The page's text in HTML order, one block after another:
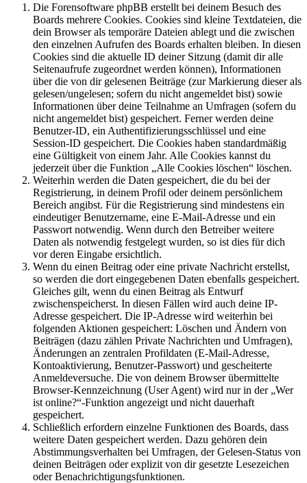
Die Forensoftware phpBB erstellt bei deinem Besuch des
Boards mehrere Cookies. Cookies sind kleine Textdateien, die
dein Browser als temporäre Dateien ablegt und die zwischen
den einzelnen Aufrufen des Boards erhalten bleiben. In diesen
Cookies sind die aktuelle ID deiner Sitzung (damit dir alle
Seitenaufrufe zugeordnet werden können), Informationen
über die von dir gelesenen Beiträge (zur Markierung dieser als
gelesen/ungelesen; sofern du nicht angemeldet bist) sowie
Informationen über deine Teilnahme an Umfragen (sofern du
nicht angemeldet bist) gespeichert. Ferner werden deine
Benutzer-ID, ein Authentifizierungsschlüssel und eine
Session-ID gespeichert. Die Cookies haben standardmäßig
eine Gültigkeit von einem Jahr. Alle Cookies kannst du
jederzeit über die Funktion „Alle Cookies löschen“ löschen.
Weiterhin werden die Daten gespeichert, die du bei der
Registrierung, in deinem Profil oder deinem persönlichem
Bereich angibst. Für die Registrierung sind mindestens ein
eindeutiger Benutzername, eine E-Mail-Adresse und ein
Passwort notwendig. Wenn durch den Betreiber weitere
Daten als notwendig festgelegt wurden, so ist dies für dich
vor deren Eingabe ersichtlich.
Wenn du einen Beitrag oder eine private Nachricht erstellst,
so werden die dort eingegebenen Daten ebenfalls gespeichert.
Gleiches gilt, wenn du einen Beitrag als Entwurf
zwischenspeicherst. In diesen Fällen wird auch deine IP-
Adresse gespeichert. Die IP-Adresse wird weiterhin bei
folgenden Aktionen gespeichert: Löschen und Ändern von
Beiträgen (dazu zählen Private Nachrichten und Umfragen),
Änderungen an zentralen Profildaten (E-Mail-Adresse,
Kontoaktivierung, Benutzer-Passwort) und gescheiterte
Anmeldeversuche. Die von deinem Browser übermittelte
Browser-Kennzeichnung (User Agent) wird nur in der „Wer
ist online?“-Funktion angezeigt und nicht dauerhaft
gespeichert.
Schließlich erfordern einzelne Funktionen des Boards, dass
weitere Daten gespeichert werden. Dazu gehören dein
Abstimmungsverhalten bei Umfragen, der Gelesen-Status von
deinen Beiträgen oder explizit von dir gesetzte Lesezeichen
oder Benachrichtigungsfunktionen.